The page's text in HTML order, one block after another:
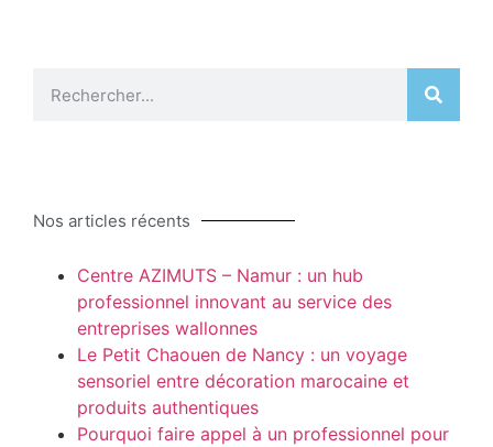
Nos articles récents
Centre AZIMUTS – Namur : un hub
professionnel innovant au service des
entreprises wallonnes
Le Petit Chaouen de Nancy : un voyage
sensoriel entre décoration marocaine et
produits authentiques
Pourquoi faire appel à un professionnel pour